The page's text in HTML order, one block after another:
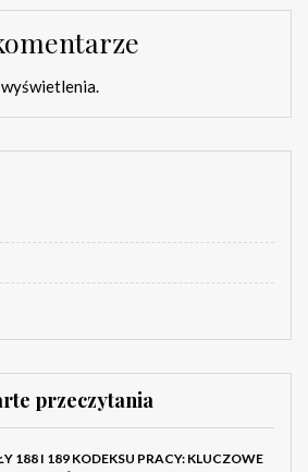
przeczytania
188 I 189 KODEKSU PRACY: KLUCZOWE